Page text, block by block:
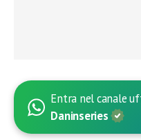
Entra nel canale
Daninseries